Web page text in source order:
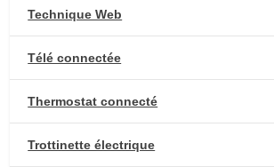
Technique Web
Télé connectée
Thermostat connecté
Trottinette électrique